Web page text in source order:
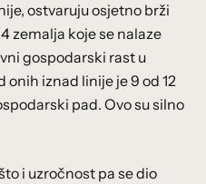
ostvaruju osjetno brži
zemalja koje se nalaze
gospodarski rast u
onih iznad linije je 9 od 12
pad. Ovo su silno
i uzročnost pa se dio